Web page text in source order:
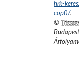
hrk-
cop0/.
©